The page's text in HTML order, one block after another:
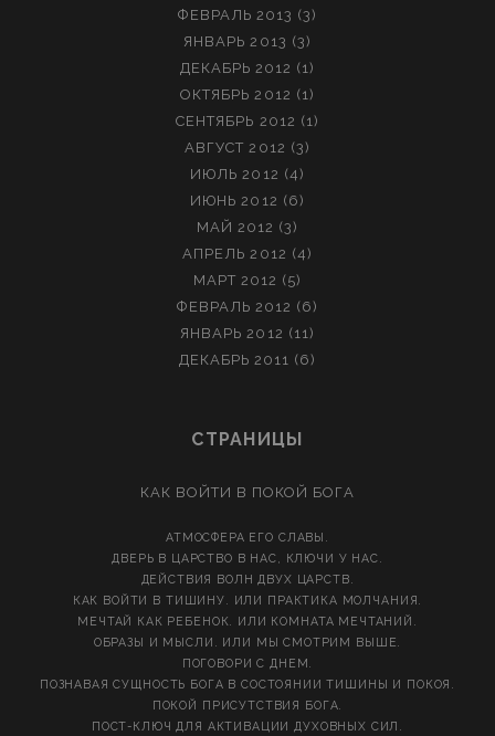
ФЕВРАЛЬ 2013 (3)
ЯНВАРЬ 2013 (3)
ДЕКАБРЬ 2012 (1)
ОКТЯБРЬ 2012 (1)
СЕНТЯБРЬ 2012 (1)
АВГУСТ 2012 (3)
ИЮЛЬ 2012 (4)
ИЮНЬ 2012 (6)
МАЙ 2012 (3)
АПРЕЛЬ 2012 (4)
МАРТ 2012 (5)
ФЕВРАЛЬ 2012 (6)
ЯНВАРЬ 2012 (11)
ДЕКАБРЬ 2011 (6)
СТРАНИЦЫ
КАК ВОЙТИ В ПОКОЙ БОГА
АТМОСФЕРА ЕГО СЛАВЫ.
ДВЕРЬ В ЦАРСТВО В НАС, КЛЮЧИ У НАС.
ДЕЙСТВИЯ ВОЛН ДВУХ ЦАРСТВ.
КАК ВОЙТИ В ТИШИНУ. ИЛИ ПРАКТИКА МОЛЧАНИЯ.
МЕЧТАЙ КАК РЕБЕНОК. ИЛИ КОМНАТА МЕЧТАНИЙ.
ОБРАЗЫ И МЫСЛИ. ИЛИ МЫ СМОТРИМ ВЫШЕ.
ПОГОВОРИ С ДНЕМ.
ПОЗНАВАЯ СУЩНОСТЬ БОГА В СОСТОЯНИИ ТИШИНЫ И ПОКОЯ.
ПОКОЙ ПРИСУТСТВИЯ БОГА.
ПОСТ-КЛЮЧ ДЛЯ АКТИВАЦИИ ДУХОВНЫХ СИЛ.